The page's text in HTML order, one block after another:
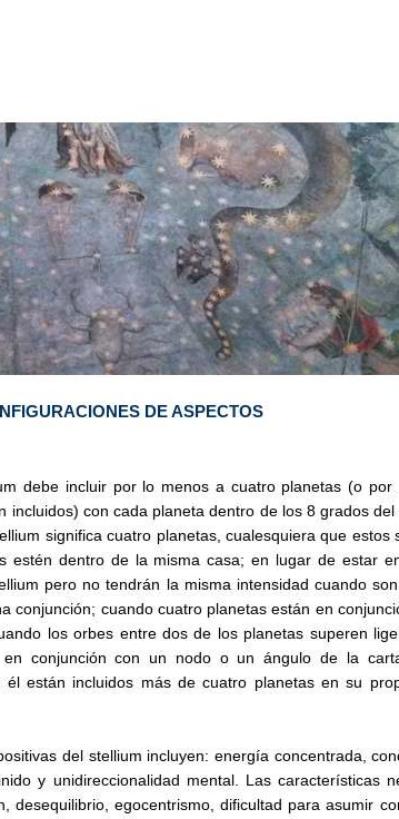
DE ASPECTOS
debe incluir por lo menos a cuatro planetas (o
incluidos) con cada planeta dentro de los 8 grados
significa cuatro planetas, cualesquiera que estos
estén dentro de la misma casa; en lugar de estar
pero no tendrán la misma intensidad cuando
conjunción; cuando cuatro planetas están en
los orbes entre dos de los planetas superen
conjunción con un nodo o un ángulo de la
él están incluidos más de cuatro planetas en su
del stellium incluyen: energía concentrada,
y unidireccionalidad mental. Las características
desequilibrio, egocentrismo, dificultad para asumir